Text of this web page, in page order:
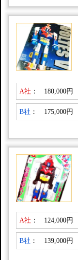
A社 ： 180,000円
B社 ： 175,000円
A社 ： 124,000円
B社 ： 139,000円